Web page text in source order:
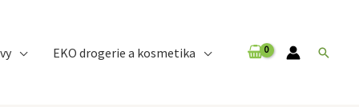
EKO drogerie a kosmetika Hledat